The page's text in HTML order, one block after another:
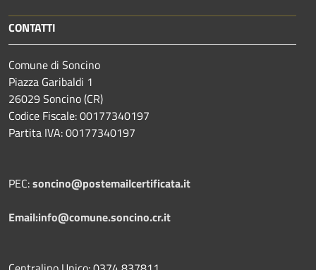
CONTATTI
Comune di Soncino
Piazza Garibaldi 1
26029 Soncino (CR)
Codice Fiscale: 00177340197
Partita IVA: 00177340197
PEC:soncino@postemailcertificata.it
Email:info@comune.soncino.cr.it